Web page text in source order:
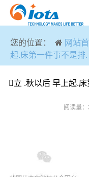
您的位置： 网站
起.床第一件事不是排
立 .秋以后 早上起.
阅读量